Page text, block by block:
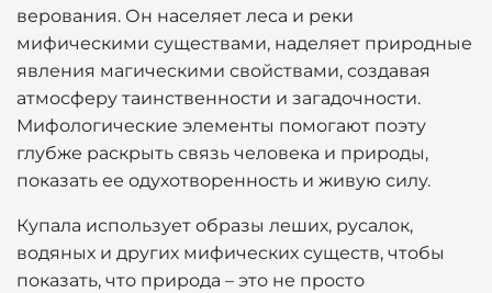
верования. Он населяет леса и реки
мифическими существами, наделяет природные
явления магическими свойствами, создавая
атмосферу таинственности и загадочности.
Мифологические элементы помогают поэту
глубже раскрыть связь человека и природы,
показать ее одухотворенность и живую силу.
Купала использует образы леших, русалок,
водяных и других мифических существ, чтобы
показать, что природа – это не просто